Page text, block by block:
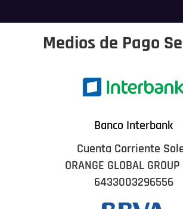
Medios de Pago
Banco Interbank
Cuenta Corriente
ORANGE GLOBAL
6433003296556